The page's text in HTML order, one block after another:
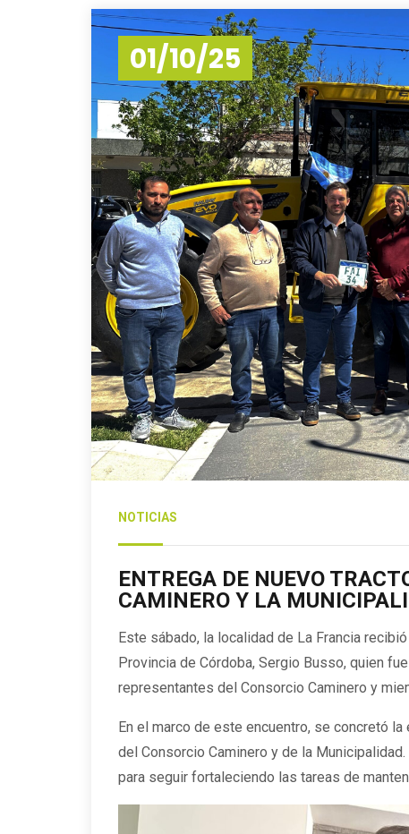
01/10/25
NOTICIAS
ENTREGA DE NUEVO
CAMINERO Y LA
Este sábado, la localidad de La Francia
Provincia de Córdoba, Sergio Busso, quien
representantes del Consorcio Caminero y
En el marco de este encuentro, se concretó
del Consorcio Caminero y de la
para seguir fortaleciendo las tareas de